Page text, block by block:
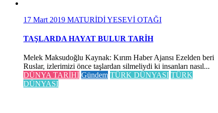
17 Mart 2019 MATURİDİ YESEVİ OTAĞI
TAŞLARDA HAYAT BULUR TARİH
Melek Maksudoğlu Kaynak: Kırım Haber Ajansı Ezelden beri
Ruslar, izlerimizi önce taşlardan silmeliydi ki insanları nasıl...
DÜNYA TARİHİ Gündem TÜRK DÜNYASI TÜRK
DÜNYASI